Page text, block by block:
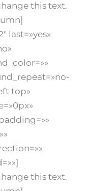
this text.
last=»yes»
top»
this text.